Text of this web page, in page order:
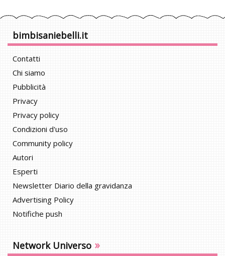
bimbisaniebelli.it
Contatti
Chi siamo
Pubblicità
Privacy
Privacy policy
Condizioni d'uso
Community policy
Autori
Esperti
Newsletter Diario della gravidanza
Advertising Policy
Notifiche push
Network Universo »